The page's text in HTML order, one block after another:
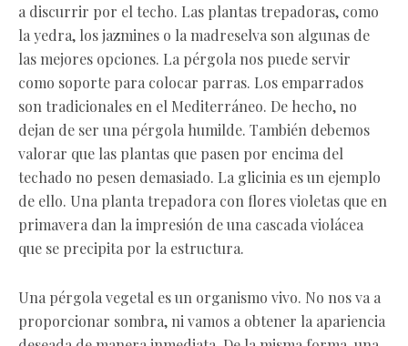
a discurrir por el techo. Las plantas trepadoras, como
la yedra, los jazmines o la madreselva son algunas de
las mejores opciones. La pérgola nos puede servir
como soporte para colocar parras. Los emparrados
son tradicionales en el Mediterráneo. De hecho, no
dejan de ser una pérgola humilde. También debemos
valorar que las plantas que pasen por encima del
techado no pesen demasiado. La glicinia es un ejemplo
de ello. Una planta trepadora con flores violetas que en
primavera dan la impresión de una cascada violácea
que se precipita por la estructura.
Una pérgola vegetal es un organismo vivo. No nos va a
proporcionar sombra, ni vamos a obtener la apariencia